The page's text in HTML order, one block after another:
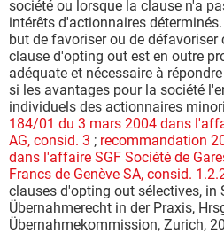
société ou lorsque la clause n'a
intérêts d'actionnaires
but de favoriser ou de
clause d'opting out est en outre
adéquate et nécessaire à
si les avantages pour la société
individuels des actionnaires
184/01 du 3 mars 2004 dans
AG, consid. 3 ; recommandation
dans l'affaire SGF Société de
Francs de Genève SA, consid.
clauses d'opting out sélectives, in
Übernahmerecht in der Praxis,
Übernahmekommission, Zurich,